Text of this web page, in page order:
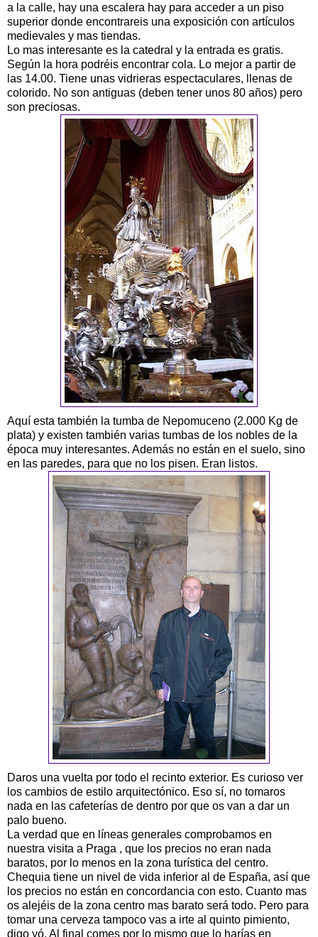
a la calle, hay una escalera hay para acceder a un piso
superior donde encontrareis una exposición con artículos
medievales y mas tiendas.
Lo mas interesante es la catedral y la entrada es gratis.
Según la hora podréis encontrar cola. Lo mejor a partir de
las 14.00. Tiene unas vidrieras espectaculares, llenas de
colorido. No son antiguas (deben tener unos 80 años) pero
son preciosas.
Aquí esta también la tumba de Nepomuceno (2.000 Kg de
plata) y existen también varias tumbas de los nobles de la
época muy interesantes. Además no están en el suelo, sino
en las paredes, para que no los pisen. Eran listos.
Daros una vuelta por todo el recinto exterior. Es curioso ver
los cambios de estilo arquitectónico. Eso sí, no tomaros
nada en las cafeterías de dentro por que os van a dar un
palo bueno.
La verdad que en líneas generales comprobamos en
nuestra visita a Praga , que los precios no eran nada
baratos, por lo menos en la zona turística del centro.
Chequia tiene un nivel de vida inferior al de España, así que
los precios no están en concordancia con esto. Cuanto mas
os alejéis de la zona centro mas barato será todo. Pero para
tomar una cerveza tampoco vas a irte al quinto pimiento,
digo yó. Al final comes por lo mismo que lo harías en